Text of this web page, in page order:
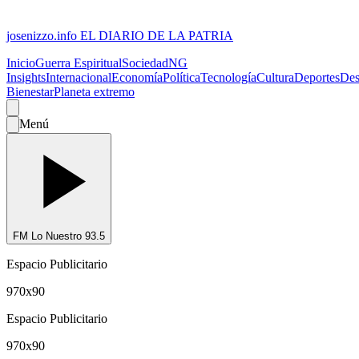
josenizzo.info EL DIARIO DE LA PATRIA
InicioGuerra EspiritualSociedadNG
InsightsInternacionalEconomíaPolíticaTecnologíaCulturaDeportes
BienestarPlaneta extremo
Menú
FM Lo Nuestro 93.5
Espacio Publicitario
970x90
Espacio Publicitario
970x90